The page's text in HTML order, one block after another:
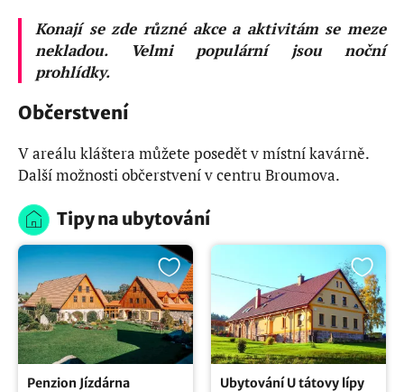
Konají se zde různé akce a aktivitám se meze
nekladou. Velmi populární jsou noční
prohlídky.
Občerstvení
V areálu kláštera můžete posedět v místní kavárně.
Další možnosti občerstvení v centru Broumova.
Tipy na ubytování
Penzion Jízdárna
Ubytování U tátovy lípy